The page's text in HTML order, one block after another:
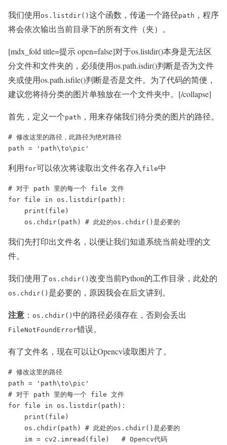
我们使用os.listdir() 这个函数，传递一个路径path ，程序
将会依次输出当前目录下的所有文件（夹）。
[mdx_fold title=提示 open=false]对于os.listdir()本身是无法区
分文件和文件夹的，必须使用os.path.isdir()判断是否为文件
夹或使用os.path.isfile()判断是否是文件。为了代码的简便，
建议您将待分类的图片单独放在一个文件夹中。[/collapse]
首先，定义一个path ，用来存储我们待分类的图片的路径。
# 修改这里的路径，此路径为绝对路径
path = 'path\to\pic'
利用for可以依次将读取出文件名存入 file中
# 对于 path 里的每一个 file 文件
for file in os.listdir(path):
    print(file)
    os.chdir(path) # 此处的os.chdir()是必要的
我们先打印出文件名，以便让我们知道系统当前处理的文
件。
我们使用了 os.chdir() 改变当前Python的工作目录，此处的
os.chdir() 是必要的，原因我会在后文讲到。
注意 ： os.chdir() 中的路径必须存在，否则会丢出
FileNotFoundError错误。
有了文件名，现在可以让Opencv读取图片了。
# 修改这里的路径
path = 'path\to\pic'
# 对于 path 里的每一个 file 文件
for file in os.listdir(path):
    print(file)
    os.chdir(path) # 此处的os.chdir()是必要的
    im = cv2.imread(file)   # Opencv代码